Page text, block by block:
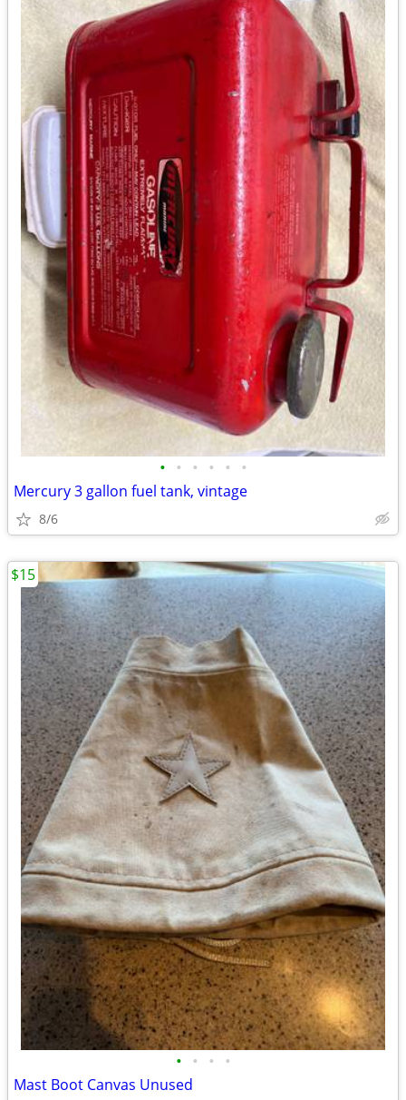
• • • • • •
Mercury 3 gallon fuel tank, vintage
8/6
• • • •
Mast Boot Canvas Unused
$15